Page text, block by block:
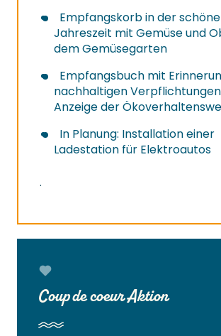
Empfangskorb in der
Jahreszeit mit Gemüse und
dem Gemüsegarten
Empfangsbuch mit
nachhaltigen
Anzeige der
In Planung: Installation einer
Ladestation für Elektroautos
.
Coup de coeur Aktion